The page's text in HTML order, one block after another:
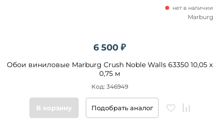
6 500 ₽
Обои виниловые Marburg Crush Noble Walls 63350 10,05 x
0,75 м
нет в наличии
Код: 346949
Marburg
В корзину Подобрать аналог